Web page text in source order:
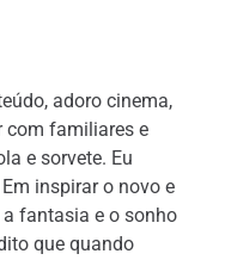
adoro cinema,
com familiares e
e sorvete. Eu
inspirar o novo e
fantasia e o sonho
que quando